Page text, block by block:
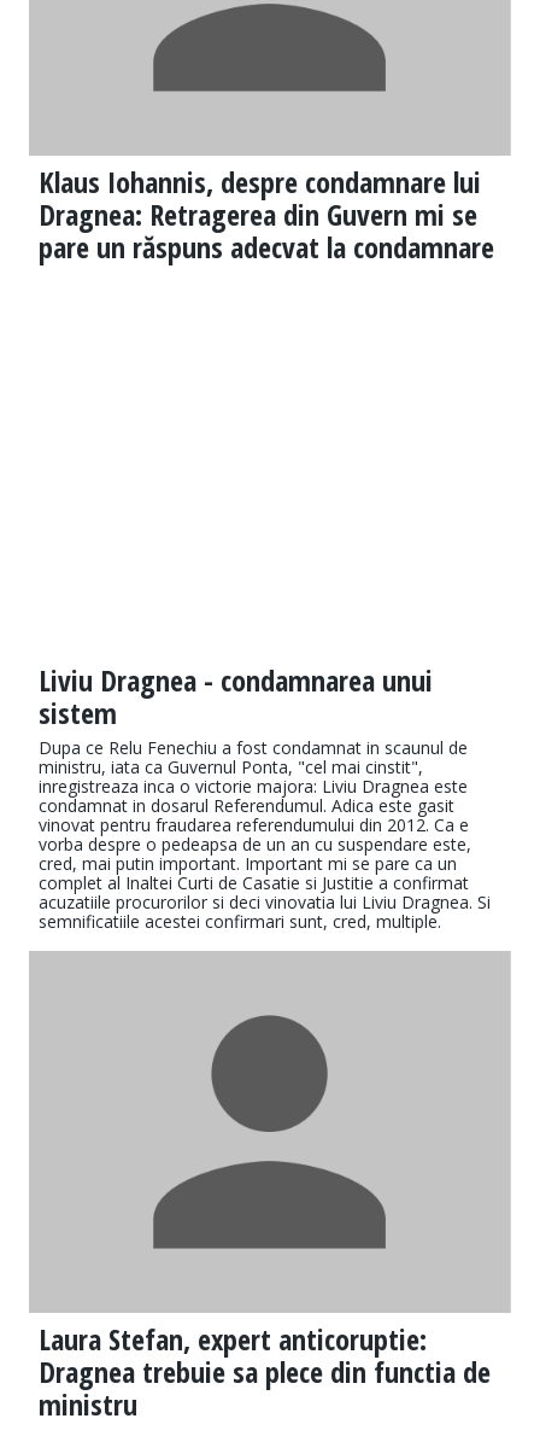
Klaus Iohannis, despre condamnare lui
Dragnea: Retragerea din Guvern mi se
pare un răspuns adecvat la condamnare
Liviu Dragnea - condamnarea unui
sistem
Dupa ce Relu Fenechiu a fost condamnat in scaunul de
ministru, iata ca Guvernul Ponta, "cel mai cinstit",
inregistreaza inca o victorie majora: Liviu Dragnea este
condamnat in dosarul Referendumul. Adica este gasit
vinovat pentru fraudarea referendumului din 2012. Ca e
vorba despre o pedeapsa de un an cu suspendare este,
cred, mai putin important. Important mi se pare ca un
complet al Inaltei Curti de Casatie si Justitie a confirmat
acuzatiile procurorilor si deci vinovatia lui Liviu Dragnea. Si
semnificatiile acestei confirmari sunt, cred, multiple.
Laura Stefan, expert anticoruptie:
Dragnea trebuie sa plece din functia de
ministru